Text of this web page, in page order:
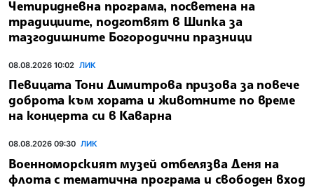
Четиридневна програма, посветена на
традициите, подготвят в Шипка за
тазгодишните Богородични празници
08.08.2026 10:02 ЛИК
Певицата Тони Димитрова призова за повече
доброта към хората и животните по време
на концерта си в Каварна
08.08.2026 09:30 ЛИК
Военноморският музей отбелязва Деня на
флота с тематична програма и свободен вход